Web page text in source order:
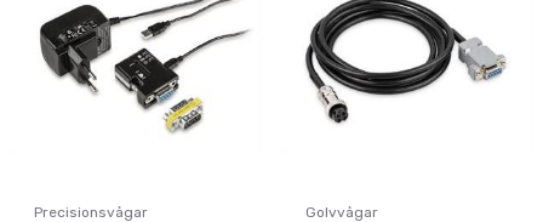
Precisionsvågar Golvvågar